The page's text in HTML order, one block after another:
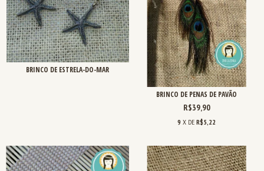
BRINCO DE ESTRELA-DO-MAR
BRINCO DE PENAS DE PAVÃO
R$39,90
9 X DE R$5,22